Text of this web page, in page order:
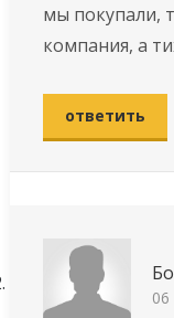
мы покупали,
компания, а
ответить